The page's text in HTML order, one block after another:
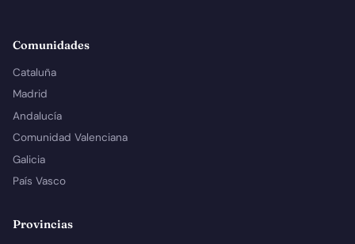
Comunidades
Cataluña
Madrid
Andalucía
Comunidad Valenciana
Galicia
País Vasco
Provincias